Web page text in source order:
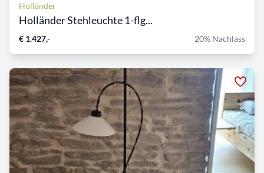
Holländer
Holländer Stehleuchte 1-flg...
€ 1.427,- 20% Nachlass